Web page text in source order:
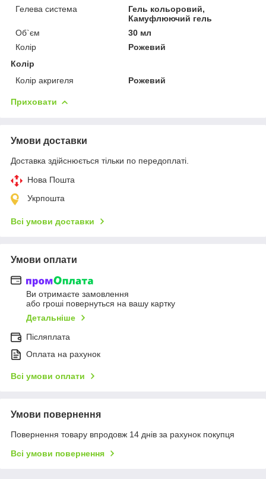
Гелева система
Гель кольоровий,
Камуфлюючий гель
Об`єм
30 мл
Колір
Рожевий
Колір
Колір акригеля
Рожевий
Приховати
Умови доставки
Доставка здійснюється тільки по передоплаті.
Нова Пошта
Укрпошта
Всі умови доставки
Умови оплати
Ви отримаєте замовлення
або гроші повернуться на вашу картку
Детальніше
Післяплата
Оплата на рахунок
Всі умови оплати
Умови повернення
Повернення товару впродовж 14 днів за рахунок покупця
Всі умови повернення